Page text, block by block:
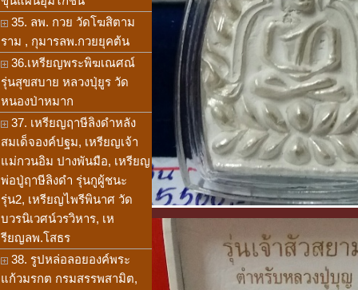
35. ลพ. กวย วัดโฆสิตาม
ราม , กุมารลพ.กวยยุคต้น
36.เหรียญพระพิฆเณศณ์
รุ่นสุขสบาย หลวงปุ่ยูร วัด
หนองป่าหมาก
37. เหรียญฤาษีลิงดำหลัง
สมเด็จองค์ปฐม, เหรียญเจ้า
แม่กวนอิม ปางพันมือ, เหรียญ
พ่อปู่ฤาษีลิงดำ รุ่นกูผู้ชนะ
รุ่น2, เหรียญไพรีพินาศ วัด
บวรนิเวศน์วรวิหาร, เห
รียญลพ.โสธร
38. รูปหล่อลอยองค์พระ
แก้วมรกต กรมสรรพสามิต,